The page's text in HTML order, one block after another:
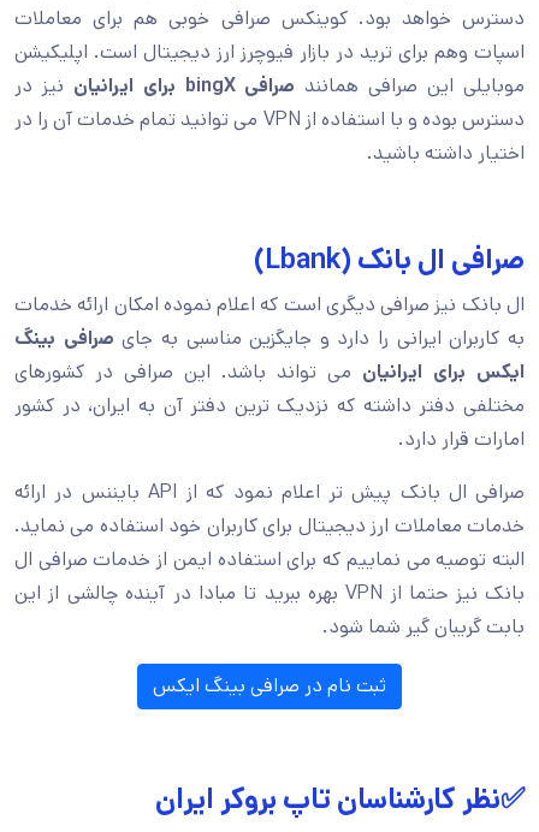
دسترس خواهد بود. کوینکس صرافی خوبی هم برای معاملات
اسپات وهم برای ترید در بازار فیوچرز ارز دیجیتال است. اپلیکیشن
موبایلی این صرافی همانند صرافیbingX برای ایرانیان نیز در
دسترس بوده و با استفاده از VPN می توانید تمام خدمات آن را در
اختیار داشته باشید.
صرافی ال بانک (Lbank)
ال بانک نیز صرافی دیگری است که اعلام نموده امکان ارائه خدمات
به کاربران ایرانی را دارد و جایگزین مناسبی به جای صرافی بینگ
ایکس برای ایرانیان می تواند باشد. این صرافی در کشورهای
مختلفی دفتر داشته که نزدیک ترین دفتر آن به ایران، در کشور
امارات قرار دارد.
صرافی ال بانک پیش تر اعلام نمود که از API بایننس در ارائه
خدمات معاملات ارز دیجیتال برای کاربران خود استفاده می نماید.
البته توصیه می نماییم که برای استفاده ایمن از خدمات صرافی ال
بانک نیز حتما از VPN بهره ببرید تا مبادا در آینده چالشی از این
بابت گریبان گیر شما شود.
ثبت نام در صرافی بینگ ایکس
✅نظر کارشناسان تاپ بروکر ایران